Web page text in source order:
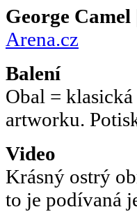
George Camel
Arena.cz
Balení
Obal =
artworku.
Video
Krásný ostrý
to je podívaná